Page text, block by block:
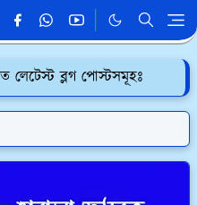
লেটেস্ট ব্লগ পোস্টসমূহঃ